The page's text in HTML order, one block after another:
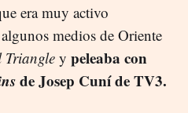
era muy activo
medios de Oriente
Triangle y peleaba con
de Josep Cuní de TV3.